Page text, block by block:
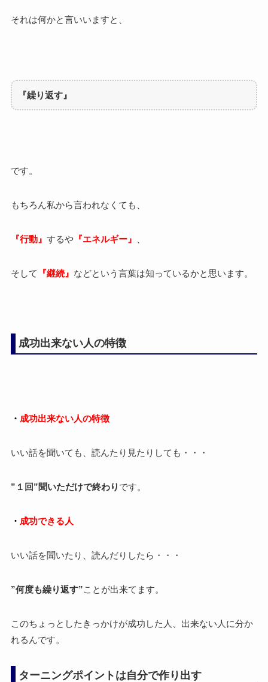
それは何かと言いいますと、
『繰り返す』
です。
もちろん私から言われなくても、
『行動』 するや『エネルギー』
そして 『継続』 などという言葉は知っているかと思います。
成功出来ない人の特徴
・ 成功出来ない人の特徴
いい話を聞いても、読んたり見たりしても・・・
”１回”聞いただけで終わり です。
・ 成功できる人
いい話を聞いたり、読んだりしたら・・・
”何度も繰り返す”ことが出来てます。
このちょっとしたきっかけが成功した人、出来ない人に分か
れるんです。
ターニングポイントは自分で作り出す